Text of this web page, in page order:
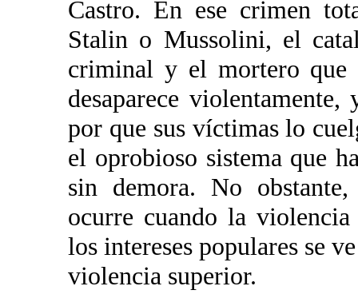
Castro. En ese crimen
Stalin o Mussolini, el
criminal y el mortero que
desaparece
por que sus víctimas lo
el oprobioso sistema que
sin demora. No
ocurre cuando la
los intereses populares se
violencia superior.